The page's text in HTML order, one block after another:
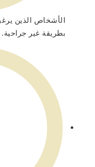
الأشخاص الذين
بطريقة غير جراحية.